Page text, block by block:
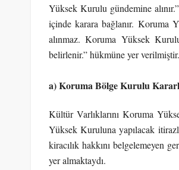
Yüksek Kurulu gündemine
içinde karara bağlanır. Koruma
alınmaz. Koruma Yüksek
belirlenir.” hükmüne yer verilmiştir.
a) Koruma Bölge Kurulu
Kültür Varlıklarını Koruma
Yüksek Kuruluna yapılacak
kiracılık hakkını belgelemeyen
yer almaktaydı.